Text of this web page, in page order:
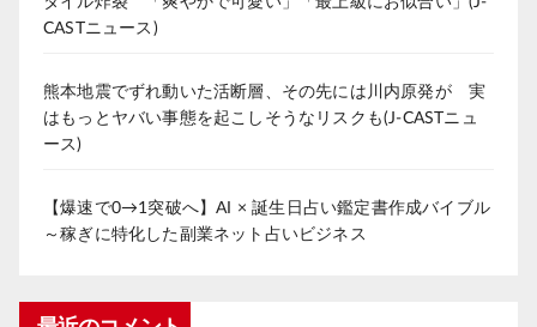
CASTニュース)
熊本地震でずれ動いた活断層、その先には川内原発が 実
はもっとヤバい事態を起こしそうなリスクも(J-CASTニュ
ース)
【爆速で0→1突破へ】AI × 誕生日占い鑑定書作成バイブル
～稼ぎに特化した副業ネット占いビジネス